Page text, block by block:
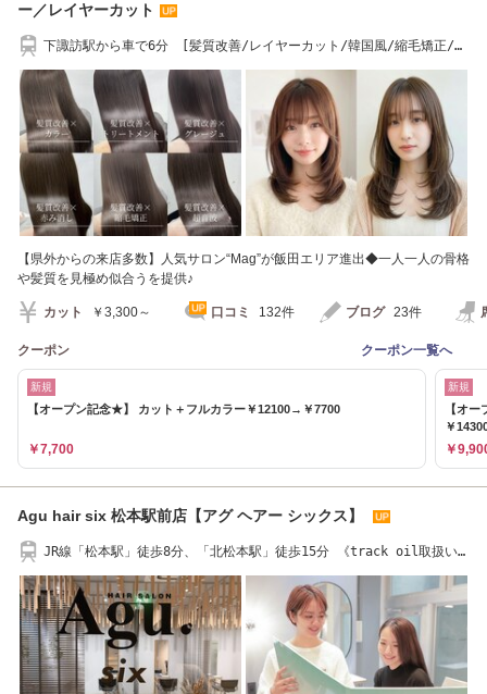
ー／レイヤーカット
下諏訪駅から車で6分 [髪質改善/レイヤーカット/韓国風/縮毛矯正/メ
【県外からの来店多数】人気サロン“Mag”が飯田エリア進出◆一人一人の骨格
や髪質を見極め似合うを提供♪
カット ￥3,300～ 口コミ 132件 ブログ 23件
クーポン クーポン一覧へ
新規
【オープン記念★】 カット＋フルカラー￥12100→￥7700
￥7,700
新規
【オ
￥
￥
Agu hair six 松本駅前店【アグ ヘアー シックス】
JR線「松本駅」徒歩8分、「北松本駅」徒歩15分 《track oil取扱い